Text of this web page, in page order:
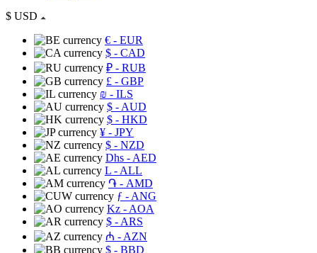
$ USD
€ - EUR
$ - CAD
₽ - RUB
£ - GBP
₪ - ILS
$ - AUD
$ - HKD
¥ - JPY
$ - NZD
Dhs - AED
L - ALL
֏ - AMD
ƒ - ANG
Kz - AOA
$ - ARS
₼ - AZN
$ - BBD